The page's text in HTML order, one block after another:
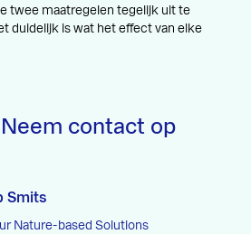
twee maatregelen tegelijk uit te
duidelijk is wat het effect van elke
contact op
Smits
Nature-based Solutions